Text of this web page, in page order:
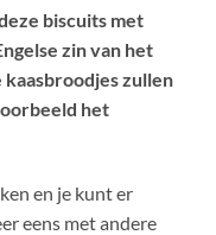
biscuits met
zin van het
zullen
het
en je kunt er
eens met andere